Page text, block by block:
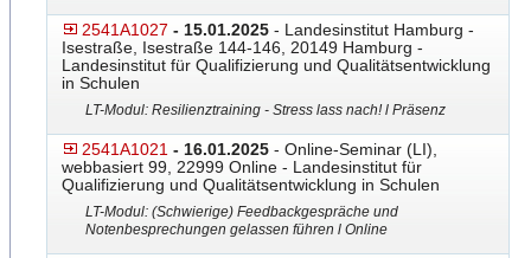
2541A1027 - 15.01.2025 - Landesinstitut Hamburg -
Isestraße, Isestraße 144-146, 20149 Hamburg -
Landesinstitut für Qualifizierung und Qualitätsentwicklung
in Schulen
LT-Modul: Resilienztraining - Stress lass nach! l Präsenz
2541A1021 - 16.01.2025 - Online-Seminar (LI),
webbasiert 99, 22999 Online - Landesinstitut für
Qualifizierung und Qualitätsentwicklung in Schulen
LT-Modul: (Schwierige) Feedbackgespräche und
Notenbesprechungen gelassen führen l Online